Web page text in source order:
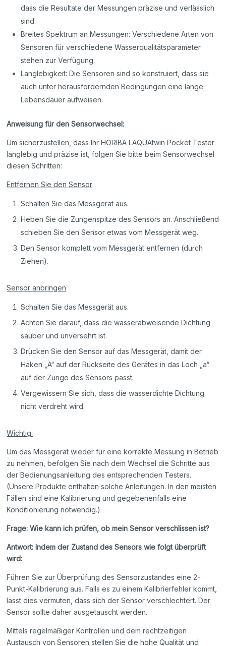
dass die Resultate der Messungen präzise und verlässlich
sind.
Breites Spektrum an Messungen: Verschiedene Arten von
Sensoren für verschiedene Wasserqualitätsparameter
stehen zur Verfügung.
Langlebigkeit: Die Sensoren sind so konstruiert, dass sie
auch unter herausfordernden Bedingungen eine lange
Lebensdauer aufweisen.
Anweisung für den Sensorwechsel:
Um sicherzustellen, dass Ihr HORIBA LAQUAtwin Pocket Tester
langlebig und präzise ist, folgen Sie bitte beim Sensorwechsel
diesen Schritten:
Entfernen Sie den Sensor
Schalten Sie das Messgerät aus.
Heben Sie die Zungenspitze des Sensors an. Anschließend
schieben Sie den Sensor etwas vom Messgerät weg.
Den Sensor komplett vom Messgerät entfernen (durch
Ziehen).
Sensor anbringen
Schalten Sie das Messgerät aus.
Achten Sie darauf, dass die wasserabweisende Dichtung
sauber und unversehrt ist.
Drücken Sie den Sensor auf das Messgerät, damit der
Haken „A“ auf der Rückseite des Gerätes in das Loch „a“
auf der Zunge des Sensors passt.
Vergewissern Sie sich, dass die wasserdichte Dichtung
nicht verdreht wird.
Wichtig:
Um das Messgerät wieder für eine korrekte Messung in Betrieb
zu nehmen, befolgen Sie nach dem Wechsel die Schritte aus
der Bedienungsanleitung des entsprechenden Testers.
(Unsere Produkte enthalten solche Anleitungen. In den meisten
Fällen sind eine Kalibrierung und gegebenenfalls eine
Konditionierung notwendig.)
Frage: Wie kann ich prüfen, ob mein Sensor verschlissen ist?
Antwort: Indem der Zustand des Sensors wie folgt überprüft
wird:
Führen Sie zur Überprüfung des Sensorzustandes eine 2-
Punkt-Kalibrierung aus. Falls es zu einem Kalibrierfehler kommt,
lässt dies vermuten, dass sich der Sensor verschlechtert. Der
Sensor sollte daher ausgetauscht werden.
Mittels regelmäßiger Kontrollen und dem rechtzeitigen
Austausch von Sensoren stellen Sie die hohe Qualität und